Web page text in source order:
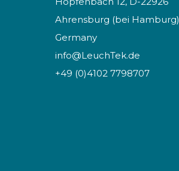
Ahrensburg (bei Hamburg)
Germany
info@LeuchTek.de
+49 (0)4102 7798707